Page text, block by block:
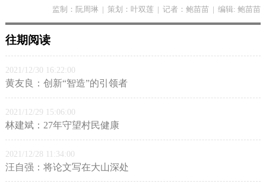
监制：阮周琳 策划：叶双莲 记者：鲍苗苗 编辑: 鲍苗苗
往期阅读
2021/12/30 16:22:00
黄友良：创新“智造”的引领者
2021/12/29 15:06:00
林建斌：27年守望村民健康
2021/12/28 11:34:00
汪自强：将论文写在大山深处